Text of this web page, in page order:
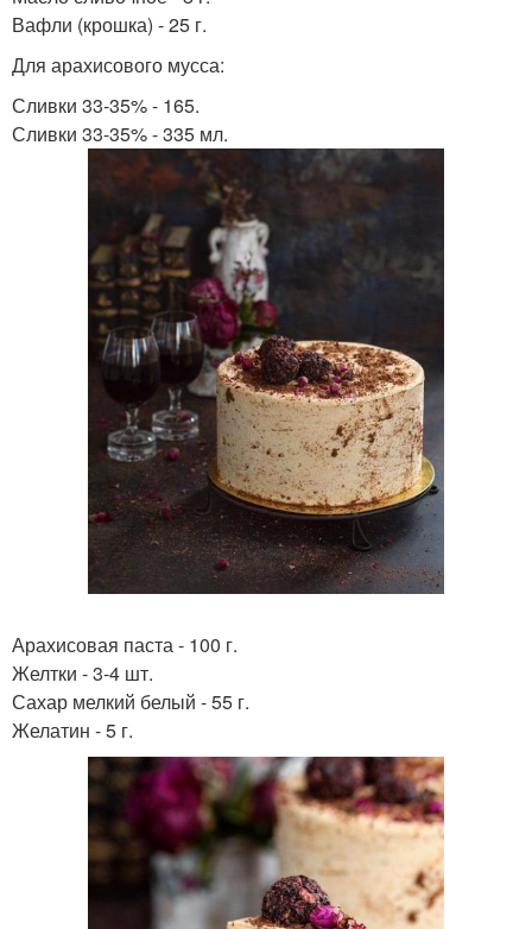
Вафли (крошка) - 25 г.
Для арахисового мусса:
Сливки 33-35% - 165.
Сливки 33-35% - 335 мл.
Арахисовая паста - 100 г.
Желтки - 3-4 шт.
Сахар мелкий белый - 55 г.
Желатин - 5 г.